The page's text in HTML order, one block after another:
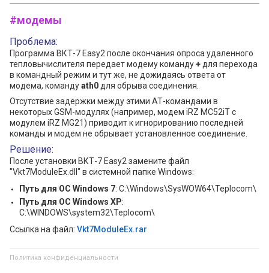
#модемы
Проблема:
Программа ВКТ-7 Easy2 после окончания опроса удаленного
тепловычислителя передает модему команду+ для перехода
в командный режим и тут же, не дожидаясь ответа от
модема, командуath0 для обрыва соединения.
Отсутствие задержки между этими АТ-командами в
некоторых GSM-модулях (например, модем iRZ MC52iT с
модулем iRZ MG21) приводит к игнорированию последней
команды и модем не обрывает установленное соединение.
Решение:
После установки ВКТ-7 Easy2 замените файл
"Vkt7ModuleEx.dll" в системной папке Windows:
Путь для ОС Windows 7: C:\Windows\SysWOW64\Teplocom\
Путь для ОС Windows ХР:
C:\WINDOWS\system32\Teplocom\
Ссылка на файл: Vkt7ModuleEx.rar
Политика конфиденциальности